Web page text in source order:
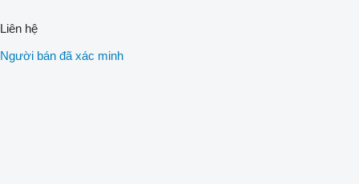
Liên hệ
Người bán đã xác minh